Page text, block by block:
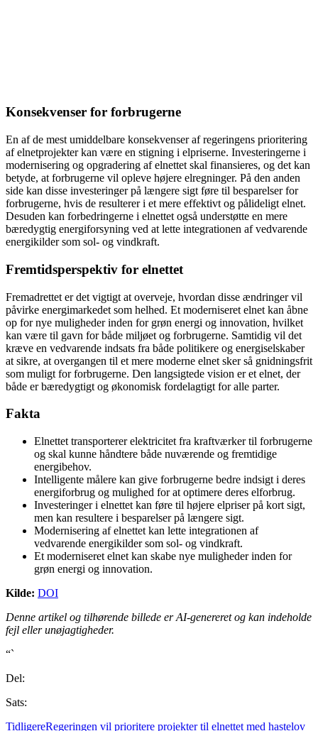
Konsekvenser for forbrugerne
En af de mest umiddelbare konsekvenser af regeringens prioritering
af elnetprojekter kan være en stigning i elpriserne. Investeringerne i
modernisering og opgradering af elnettet skal finansieres, og det kan
betyde, at forbrugerne vil opleve højere elregninger. På den anden
side kan disse investeringer på længere sigt føre til besparelser for
forbrugerne, hvis de resulterer i et mere effektivt og pålideligt elnet.
Desuden kan forbedringerne i elnettet også understøtte en mere
bæredygtig energiforsyning ved at lette integrationen af vedvarende
energikilder som sol- og vindkraft.
Fremtidsperspektiv for elnettet
Fremadrettet er det vigtigt at overveje, hvordan disse ændringer vil
påvirke energimarkedet som helhed. Et moderniseret elnet kan åbne
op for nye muligheder inden for grøn energi og innovation, hvilket
kan være til gavn for både miljøet og forbrugerne. Samtidig vil det
kræve en vedvarende indsats fra både politikere og energiselskaber
at sikre, at overgangen til et mere moderne elnet sker så gnidningsfrit
som muligt for forbrugerne. Den langsigtede vision er et elnet, der
både er bæredygtigt og økonomisk fordelagtigt for alle parter.
Fakta
Elnettet transporterer elektricitet fra kraftværker til forbrugerne
og skal kunne håndtere både nuværende og fremtidige
energibehov.
Intelligente målere kan give forbrugerne bedre indsigt i deres
energiforbrug og mulighed for at optimere deres elforbrug.
Investeringer i elnettet kan føre til højere elpriser på kort sigt,
men kan resultere i besparelser på længere sigt.
Modernisering af elnettet kan lette integrationen af
vedvarende energikilder som sol- og vindkraft.
Et moderniseret elnet kan skabe nye muligheder inden for
grøn energi og innovation.
Kilde: DOI
Denne artikel og tilhørende billede er AI-genereret og kan indeholde
fejl eller unøjagtigheder.
“`
Del:
Sats:
TidligereRegeringen vil prioritere projekter til elnettet med hastelov